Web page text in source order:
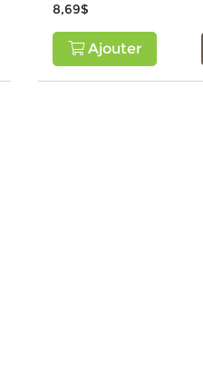
8,69$
Ajouter